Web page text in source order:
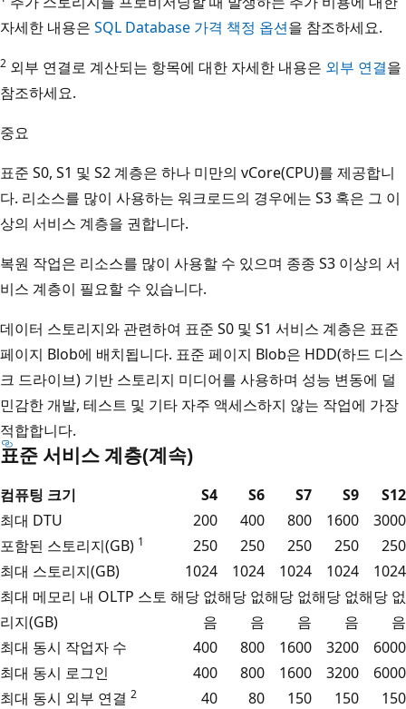
자세한 내용은 SQL Database 가격 책정 옵션을 참조하세요.
2 외부 연결로 계산되는 항목에 대한 자세한 내용은 외부 연결을
참조하세요.
중요
표준 S0, S1 및 S2 계층은 하나 미만의 vCore(CPU)를 제공합니
다. 리소스를 많이 사용하는 워크로드의 경우에는 S3 혹은 그 이
상의 서비스 계층을 권합니다.
복원 작업은 리소스를 많이 사용할 수 있으며 종종 S3 이상의 서
비스 계층이 필요할 수 있습니다.
데이터 스토리지와 관련하여 표준 S0 및 S1 서비스 계층은 표준
페이지 Blob에 배치됩니다. 표준 페이지 Blob은 HDD(하드 디스
크 드라이브) 기반 스토리지 미디어를 사용하며 성능 변동에 덜
민감한 개발, 테스트 및 기타 자주 액세스하지 않는 작업에 가장
적합합니다.
표준 서비스 계층(계속)
컴퓨팅 크기 S4 S6 S7 S9
S12
최대 DTU
200 400 800 1600
3000
포함된 스토리지(GB) 1 250 250 250 250
250
최대 스토리지(GB)
1024 1024 1024 1024
1024
최대 메모리 내 OLTP 스토
리지(GB)
해당 없
음
해당 없
음
해당 없
음
해당 없
음
해당 없
음
최대 동시 작업자 수
400 800 1600 3200
6000
최대 동시 로그인
400 800 1600 3200
6000
최대 동시 외부 연결 2 40 80 150 150
150